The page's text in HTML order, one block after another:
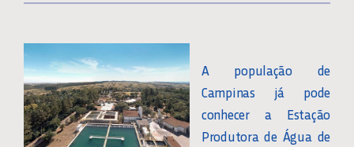
A população de
Campinas já pode
conhecer a Estação
Produtora de Água de